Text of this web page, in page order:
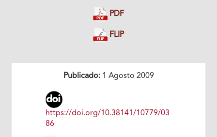
PDF
FLIP
Publicado:1 Agosto 2009
https://doi.org/10.38141/10779/03
86